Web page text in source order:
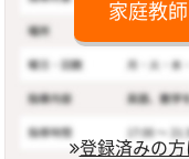
家庭教
登録済みの